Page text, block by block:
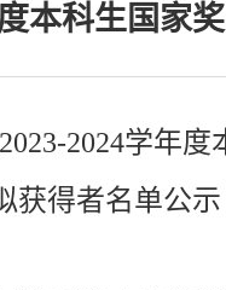
本科生国家
2023-2024学年度
获得者名单公示